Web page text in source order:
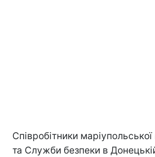
Співробітники маріупольської
та Служби безпеки в